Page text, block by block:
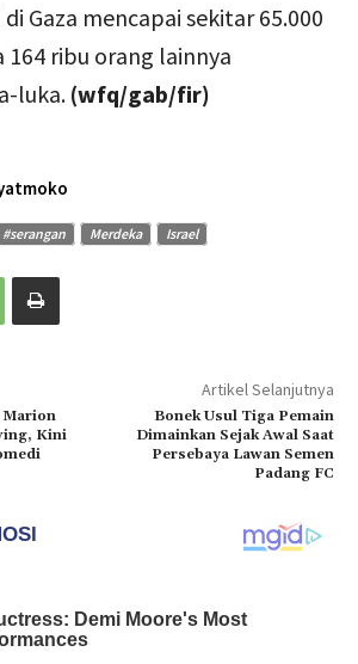
Gaza mencapai sekitar 65.000
164 ribu orang lainnya
luka. (wfq/gab/fir)
#serangan Merdeka Israel
Marion
Kini
Artikel Selanjutnya
Bonek Usul Tiga Pemain
Dimainkan Sejak Awal Saat
Persebaya Lawan Semen
Padang FC